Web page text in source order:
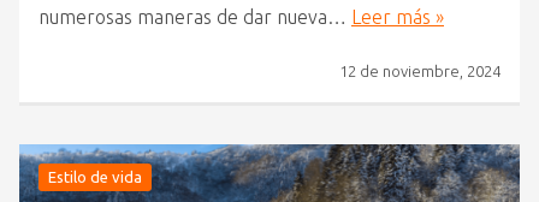
numerosas maneras de dar nueva… Leer más »
12 de noviembre, 2024
Estilo de vida